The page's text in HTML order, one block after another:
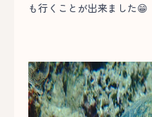
も行くことが出来ました😁